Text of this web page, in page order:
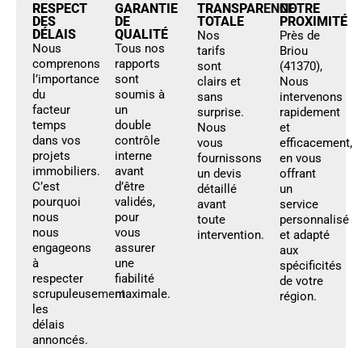
RESPECT
DES
DÉLAIS
Nous
comprenons
l’importance
du
facteur
temps
dans vos
projets
immobiliers.
C’est
pourquoi
nous
nous
engageons
à
respecter
scrupuleusement
les
délais
annoncés.
GARANTIE
DE
QUALITÉ
Tous nos
rapports
sont
soumis à
un
double
contrôle
interne
avant
d’être
validés,
pour
vous
assurer
une
fiabilité
maximale.
TRANSPARENCE
TOTALE
Nos
tarifs
sont
clairs et
sans
surprise.
Nous
vous
fournissons
un devis
détaillé
avant
toute
intervention.
NOTRE
PROXIMITÉ
Près de
Briou
(41370),
Nous
intervenons
rapidement
et
efficacement,
en vous
offrant
un
service
personnalisé
et adapté
aux
spécificités
de votre
région.